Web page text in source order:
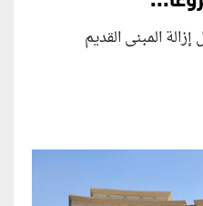
المبنى القديم